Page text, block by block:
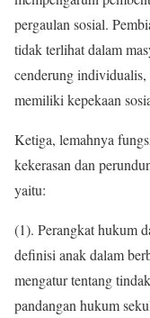
pergaulan sosial.
tidak terlihat dalam
cenderung
memiliki kepekaan
Ketiga, lemahnya
kekerasan dan
yaitu:
(1). Perangkat hukum
definisi anak dalam
mengatur tentang
pandangan hukum